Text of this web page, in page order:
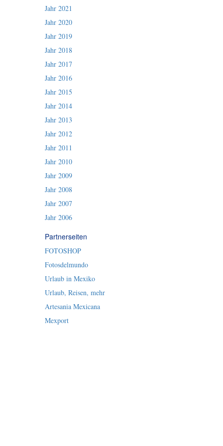
Jahr 2021
Jahr 2020
Jahr 2019
Jahr 2018
Jahr 2017
Jahr 2016
Jahr 2015
Jahr 2014
Jahr 2013
Jahr 2012
Jahr 2011
Jahr 2010
Jahr 2009
Jahr 2008
Jahr 2007
Jahr 2006
Partnerseiten
FOTOSHOP
Fotosdelmundo
Urlaub in Mexiko
Urlaub, Reisen, mehr
Artesania Mexicana
Mexport